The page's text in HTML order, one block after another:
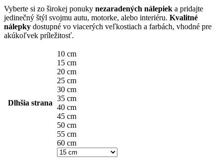
Vyberte si zo širokej ponuky nezaradených nálepiek a pridajte
jedinečný štýl svojmu autu, motorke, alebo interiéru. Kvalitné
nálepky dostupné vo viacerých veľkostiach a farbách, vhodné pre
akúkoľvek príležitosť.
Dlhšia strana
10 cm
15 cm
20 cm
25 cm
30 cm
35 cm
40 cm
45 cm
50 cm
55 cm
60 cm